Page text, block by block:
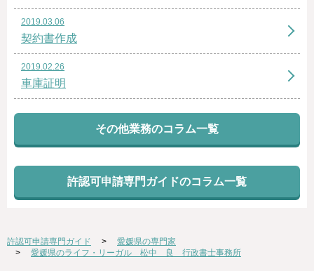
2019.03.06
契約書作成
2019.02.26
車庫証明
その他業務のコラム一覧
許認可申請専門ガイドのコラム一覧
許認可申請専門ガイド
愛媛県の専門家
愛媛県のライフ・リーガル 松中 良 行政書士事務所